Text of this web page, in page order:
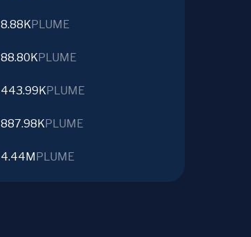
8.88KPLUME
88.80KPLUME
443.99KPLUME
887.98KPLUME
4.44MPLUME